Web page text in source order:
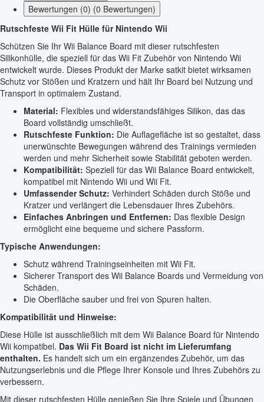
Bewertungen (0) (0 Bewertungen)
Rutschfeste Wii Fit Hülle für Nintendo Wii
Schützen Sie Ihr Wii Balance Board mit dieser rutschfesten
Silikonhülle, die speziell für das Wii Fit Zubehör von Nintendo Wii
entwickelt wurde. Dieses Produkt der Marke satkit bietet wirksamen
Schutz vor Stößen und Kratzern und hält Ihr Board bei Nutzung und
Transport in optimalem Zustand.
Material: Flexibles und widerstandsfähiges Silikon, das das
Board vollständig umschließt.
Rutschfeste Funktion: Die Auflagefläche ist so gestaltet, dass
unerwünschte Bewegungen während des Trainings vermieden
werden und mehr Sicherheit sowie Stabilität geboten werden.
Kompatibilität: Speziell für das Wii Balance Board entwickelt,
kompatibel mit Nintendo Wii und Wii Fit.
Umfassender Schutz: Verhindert Schäden durch Stöße und
Kratzer und verlängert die Lebensdauer Ihres Zubehörs.
Einfaches Anbringen und Entfernen: Das flexible Design
ermöglicht eine bequeme und sichere Passform.
Typische Anwendungen:
Schutz während Trainingseinheiten mit Wii Fit.
Sicherer Transport des Wii Balance Boards und Vermeidung von
Schäden.
Die Oberfläche sauber und frei von Spuren halten.
Kompatibilität und Hinweise:
Diese Hülle ist ausschließlich mit dem Wii Balance Board für Nintendo
Wii kompatibel. Das Wii Fit Board ist nicht im Lieferumfang
enthalten. Es handelt sich um ein ergänzendes Zubehör, um das
Nutzungserlebnis und die Pflege Ihrer Konsole und Ihres Zubehörs zu
verbessern.
Mit dieser rutschfesten Hülle genießen Sie Ihre Spiele und Übungen